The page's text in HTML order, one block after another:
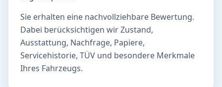
Sie erhalten eine nachvollziehbare Bewertung.
Dabei berücksichtigen wir Zustand,
Ausstattung, Nachfrage, Papiere,
Servicehistorie, TÜV und besondere Merkmale
Ihres Fahrzeugs.